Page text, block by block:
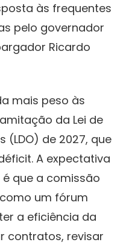
às frequentes
pelo governador
Ricardo
mais peso às
da Lei de
(LDO) de 2027, que
A expectativa
que a comissão
um fórum
a eficiência da
contratos, revisar